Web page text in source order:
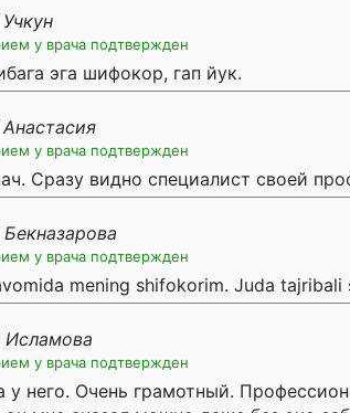
у врача подтвержден
эга шифокор, гап йук.
у врача подтвержден
Сразу видно специалист своей
у врача подтвержден
mening shifokorim. Juda tajribali
Исламова
у врача подтвержден
него. Очень грамотный.